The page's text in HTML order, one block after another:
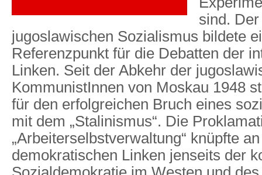
sind. Der
jugoslawischen Sozialismus bildete
Referenzpunkt für die Debatten der
Linken. Seit der Abkehr der
KommunistInnen von Moskau 1948
für den erfolgreichen Bruch eines
mit dem „Stalinismus“. Die
„Arbeiterselbstverwaltung“ knüpfte
demokratischen Linken jenseits der